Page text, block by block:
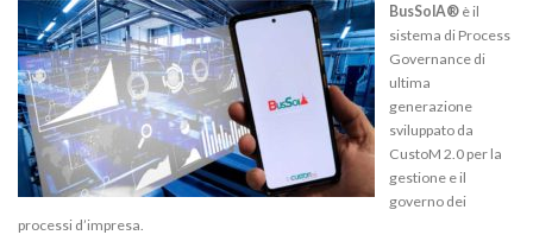
BusSolA® è il
sistema di Process
Governance di
ultima
generazione
sviluppato da
CustoM 2.0 per la
gestione e il
governo dei
processi d’impresa.